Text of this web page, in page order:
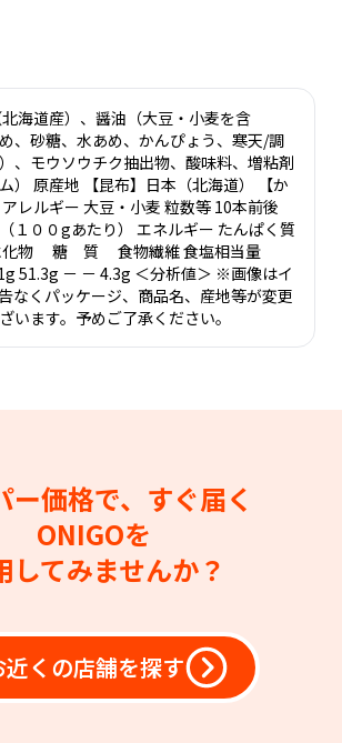
海道産）、醤油（大豆・小麦を含
、砂糖、水あめ、かんぴょう、寒天/調
、モウソウチク抽出物、酸味料、増粘剤
） 原産地 【昆布】日本（北海道） 【か
レルギー 大豆・小麦 粒数等 10本前後
００gあたり） エネルギー たんぱく質
物 糖 質 食物繊維 食塩相当量
51.3g － － 4.3g ＜分析値＞ ※画像はイ
なくパッケージ、商品名、産地等が変更
います。予めご了承ください。
ー価格で、すぐ届く
ONIGOを
してみませんか？
近くの店舗を探す